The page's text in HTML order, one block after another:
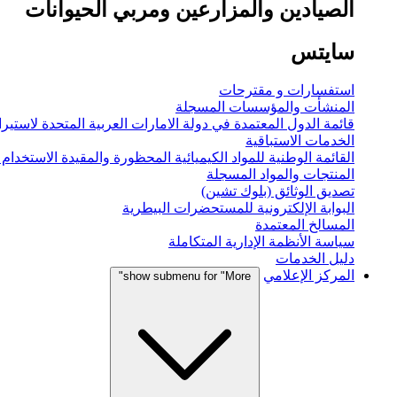
الصيادين والمزارعين ومربي الحيوانات
سايتس
استفسارات و مقترحات
المنشأت والمؤسسات المسجلة
قائمة الدول المعتمدة في دولة الامارات العربية المتحدة
الخدمات الاستباقية
القائمة الوطنية للمواد الكيميائية المحظورة والمقيدة
المنتجات والمواد المسجلة
تصديق الوثائق (بلوك تشين)
البوابة الإلكترونية للمستحضرات البيطرية
المسالخ المعتمدة
سياسة الأنظمة الإدارية المتكاملة
دليل الخدمات
المركز الإعلامي
show submenu for "More"